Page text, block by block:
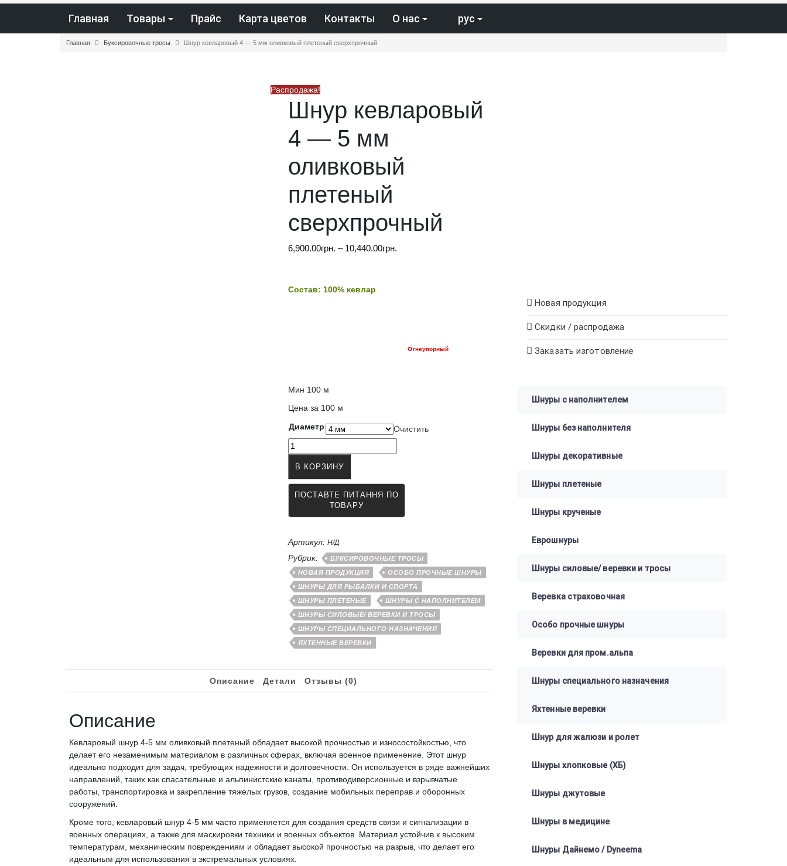
Главная Товары Прайс Карта цветов Контакты О нас рус
Главная Буксировочные тросы Шнур кевларовый 4 — 5 мм оливковый плетеный сверхпрочный
Распродажа!
Шнур кевларовый
4 — 5 мм
оливковый
плетеный
сверхпрочный
6,900.00грн. – 10,440.00грн.
Состав: 100% кевлар
огнеупорный
Мин 100 м
Цена за 100 м
Диаметр
Очистить
Количество
товара
Шнур
кевларовый
5
оливковый
плетеный
сверхпрочный
В КОРЗИНУ
Артикул: Н/Д
Рубрик:
БУКСИРОВОЧНЫЕ ТРОСЫ
НОВАЯ ПРОДУКЦИЯ
ОСОБО ПРОЧНЫЕ ШНУРЫ
ШНУРЫ ДЛЯ РЫБАЛКИ И СПОРТА
ШНУРЫ ПЛЕТЕНЫЕ
ШНУРЫ С НАПОЛНИТЕЛЕМ
ШНУРЫ СИЛОВЫЕ/ ВЕРЕВКИ И ТРОСЫ
ШНУРЫ СПЕЦИАЛЬНОГО НАЗНАЧЕНИЯ
ЯХТЕННЫЕ ВЕРЕВКИ
Описание Детали Отзывы (0)
Описание
Кевларовый шнур 4-5 мм оливковый плетеный обладает высокой прочностью и износостойкостью, что
делает его незаменимым материалом в различных сферах, включая военное применение. Этот шнур
идеально подходит для задач, требующих надежности и долговечности. Он используется в ряде важнейших
направлений, таких как спасательные и альпинистские канаты, противодиверсионные и взрывчатые
работы, транспортировка и закрепление тяжелых грузов, создание мобильных переправ и оборонных
сооружений.
Кроме того, кевларовый шнур 4-5 мм часто применяется для создания средств связи и сигнализации в
военных операциях, а также для маскировки техники и военных объектов. Материал устойчив к высоким
температурам, механическим повреждениям и обладает высокой прочностью на разрыв, что делает его
идеальным для использования в экстремальных условиях.
Новая продукция
Скидки / распродажа
Заказать изготовление
Шнуры с наполнителем
Шнуры без наполнителя
Шнуры декоративные
Шнуры плетеные
Шнуры крученые
Еврошнуры
Шнуры силовые/ веревки и тросы
Веревка страховочная
Особо прочные шнуры
Веревки для пром.альпа
Шнуры специального назначения
Яхтенные веревки
Шнур для жалюзи и ролет
Шнуры хлопковые (ХБ)
Шнуры джутовые
Шнуры в медицине
Шнуры Дайнемо / Dyneema